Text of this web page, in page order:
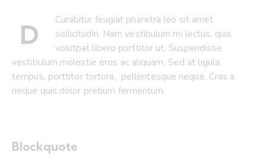
D
Curabitur feugiat pharetra leo sit amet
sollicitudin. Nam vestibulum mi lectus, quis
volutpat libero porttitor ut. Suspendisse
vestibulum molestie eros ac aliquam. Sed at ligula
tempus, porttitor tortora, pellentesque neque. Cras a
neque quis dolor pretium fermentum.
Blockquote